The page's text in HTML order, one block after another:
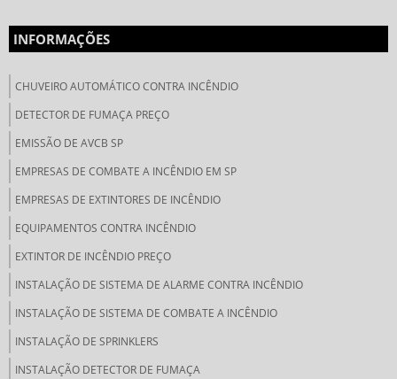
INFORMAÇÕES
CHUVEIRO AUTOMÁTICO CONTRA INCÊNDIO
DETECTOR DE FUMAÇA PREÇO
EMISSÃO DE AVCB SP
EMPRESAS DE COMBATE A INCÊNDIO EM SP
EMPRESAS DE EXTINTORES DE INCÊNDIO
EQUIPAMENTOS CONTRA INCÊNDIO
EXTINTOR DE INCÊNDIO PREÇO
INSTALAÇÃO DE SISTEMA DE ALARME CONTRA INCÊNDIO
INSTALAÇÃO DE SISTEMA DE COMBATE A INCÊNDIO
INSTALAÇÃO DE SPRINKLERS
INSTALAÇÃO DETECTOR DE FUMAÇA